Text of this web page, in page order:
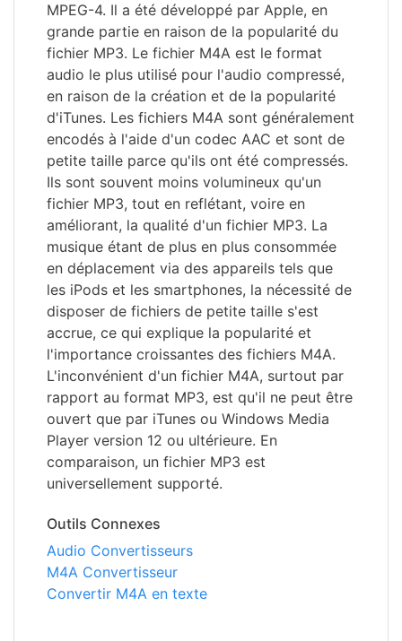
MPEG-4. Il a été développé par Apple, en
grande partie en raison de la popularité du
fichier MP3. Le fichier M4A est le format
audio le plus utilisé pour l'audio compressé,
en raison de la création et de la popularité
d'iTunes. Les fichiers M4A sont généralement
encodés à l'aide d'un codec AAC et sont de
petite taille parce qu'ils ont été compressés.
Ils sont souvent moins volumineux qu'un
fichier MP3, tout en reflétant, voire en
améliorant, la qualité d'un fichier MP3. La
musique étant de plus en plus consommée
en déplacement via des appareils tels que
les iPods et les smartphones, la nécessité de
disposer de fichiers de petite taille s'est
accrue, ce qui explique la popularité et
l'importance croissantes des fichiers M4A.
L'inconvénient d'un fichier M4A, surtout par
rapport au format MP3, est qu'il ne peut être
ouvert que par iTunes ou Windows Media
Player version 12 ou ultérieure. En
comparaison, un fichier MP3 est
universellement supporté.
Outils Connexes
Audio Convertisseurs
M4A Convertisseur
Convertir M4A en texte